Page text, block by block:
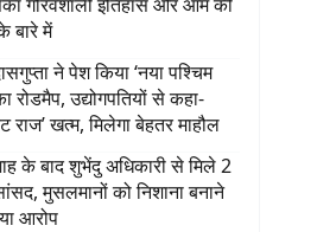
बारे में
ने पेश किया ‘नया पश्चिम
रोडमैप, उद्योगपतियों से कहा-
राज’ खत्म, मिलेगा बेहतर माहौल
के बाद शुभेंदु अधिकारी से मिले 2
मुसलमानों को निशाना बनाने
आरोप